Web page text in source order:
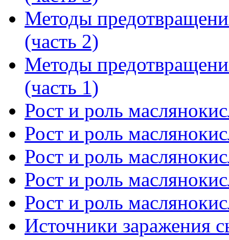
Методы
(часть 2)
Методы
(часть 1)
Рост и роль
Рост и роль
Рост и роль
Рост и роль
Рост и роль
Источники заражения